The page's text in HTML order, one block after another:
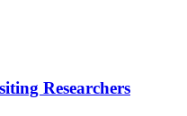
Researchers